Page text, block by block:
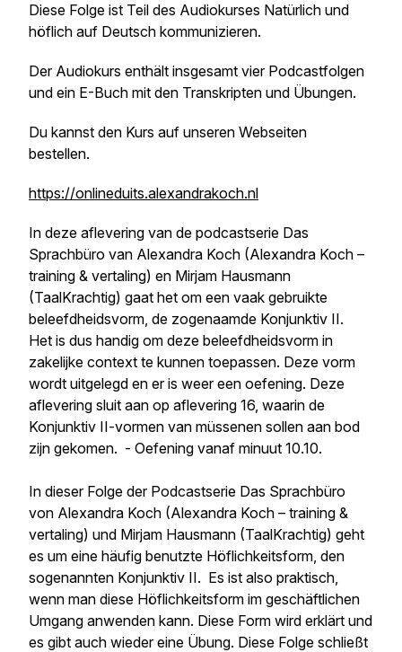
Diese Folge ist Teil des Audiokurses Natürlich und
höflich auf Deutsch kommunizieren.
Der Audiokurs enthält insgesamt vier Podcastfolgen
und ein E-Buch mit den Transkripten und Übungen.
Du kannst den Kurs auf unseren Webseiten
bestellen.
https://onlineduits.alexandrakoch.nl
In deze aflevering van de podcastserie Das
Sprachbüro van Alexandra Koch (Alexandra Koch –
training & vertaling) en Mirjam Hausmann
(TaalKrachtig) gaat het om een vaak gebruikte
beleefdheidsvorm, de zogenaamde Konjunktiv II.
Het is dus handig om deze beleefdheidsvorm in
zakelijke context te kunnen toepassen. Deze vorm
wordt uitgelegd en er is weer een oefening. Deze
aflevering sluit aan op aflevering 16, waarin de
Konjunktiv II-vormen van müssenen sollen aan bod
zijn gekomen. - Oefening vanaf minuut 10.10.
In dieser Folge der Podcastserie Das Sprachbüro
von Alexandra Koch (Alexandra Koch – training &
vertaling) und Mirjam Hausmann (TaalKrachtig) geht
es um eine häufig benutzte Höflichkeitsform, den
sogenannten Konjunktiv II. Es ist also praktisch,
wenn man diese Höflichkeitsform im geschäftlichen
Umgang anwenden kann. Diese Form wird erklärt und
es gibt auch wieder eine Übung. Diese Folge schließt